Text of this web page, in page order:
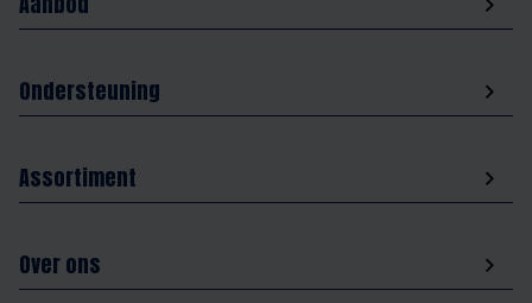
Ondersteuning
Assortiment
Over ons